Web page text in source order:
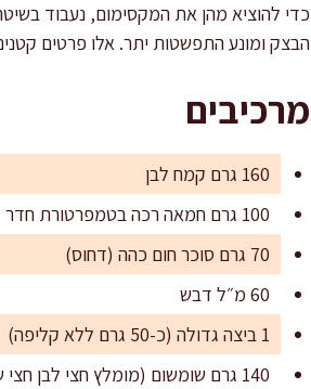
כדי להוציא מהן את המקסימום, נעבוד
הבצק ומונע התפשטות יתר. אלו פרטים
מרכיבים
160 גרם קמח לבן
100 גרם חמאה רכה בטמפרטורת חדר
70 גרם סוכר חום כהה (דחוס)
60 מ״ל דבש
1 ביצה גדולה (כ-50 גרם ללא קליפה)
140 גרם שומשום (מומלץ חצי לבן חצי שחור, או לבן בלבד)